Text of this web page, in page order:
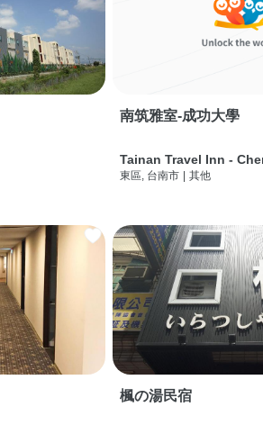
南筑雅室-成功大學
Tainan Travel Inn -
東區, 台南市 其他
楓の湯民宿